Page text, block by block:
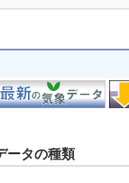
ータの種類